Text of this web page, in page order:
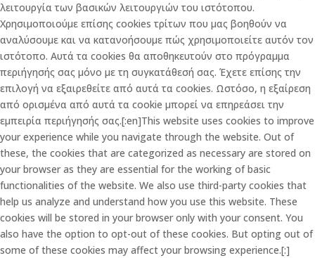
λειτουργία των βασικών λειτουργιών του ιστότοπου.
Χρησιμοποιούμε επίσης cookies τρίτων που μας βοηθούν να
αναλύσουμε και να κατανοήσουμε πώς χρησιμοποιείτε αυτόν τον
ιστότοπο. Αυτά τα cookies θα αποθηκευτούν στο πρόγραμμα
περιήγησής σας μόνο με τη συγκατάθεσή σας. Έχετε επίσης την
επιλογή να εξαιρεθείτε από αυτά τα cookies. Ωστόσο, η εξαίρεση
από ορισμένα από αυτά τα cookie μπορεί να επηρεάσει την
εμπειρία περιήγησής σας.[:en]This website uses cookies to improve
your experience while you navigate through the website. Out of
these, the cookies that are categorized as necessary are stored on
your browser as they are essential for the working of basic
functionalities of the website. We also use third-party cookies that
help us analyze and understand how you use this website. These
cookies will be stored in your browser only with your consent. You
also have the option to opt-out of these cookies. But opting out of
some of these cookies may affect your browsing experience.[:]